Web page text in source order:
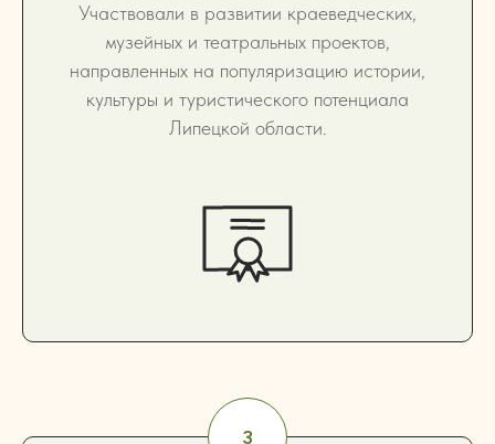
Участвовали в развитии краеведческих,
музейных и театральных проектов,
направленных на популяризацию истории,
культуры и туристического потенциала
Липецкой области.